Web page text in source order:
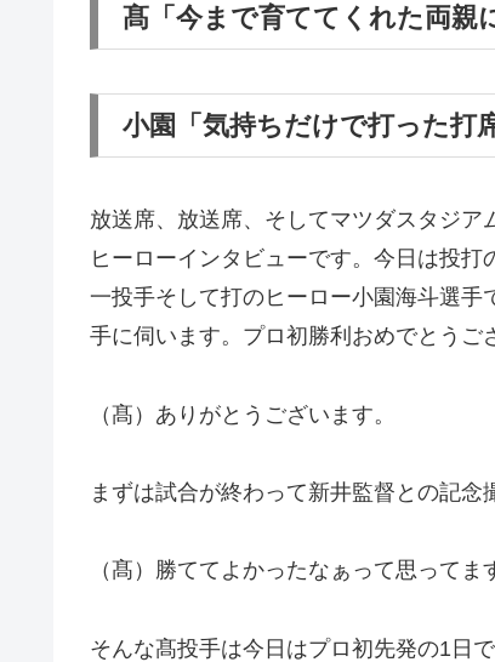
髙「今まで育ててくれた両親
小園「気持ちだけで打った打
放送席、放送席、そしてマツダスタジ
ヒーローインタビューです。今日は投
一投手そして打のヒーロー小園海斗選
手に伺います。プロ初勝利おめでとうご
（髙）ありがとうございます。
まずは試合が終わって新井監督との記念
（髙）勝ててよかったなぁって思ってま
そんな髙投手は今日はプロ初先発の1日